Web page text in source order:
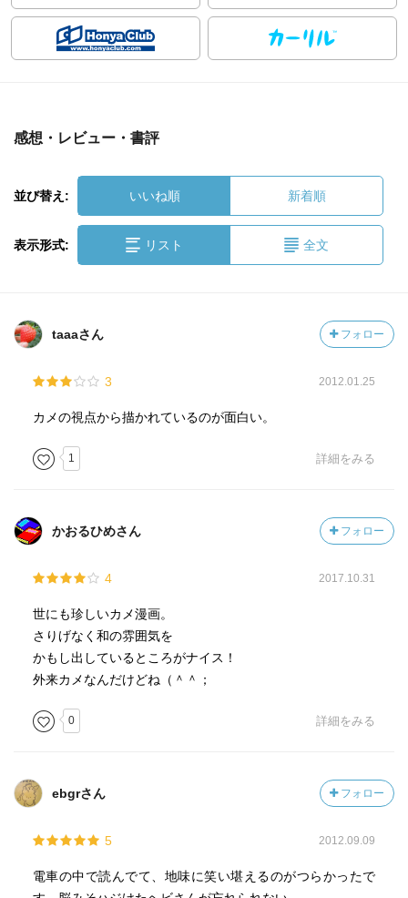
感想・レビュー・書評
並び替え: いいね順 新着順
表示形式: リスト 全文
taaaさん フォロー
3 2012.01.25
カメの視点から描かれているのが面白い。
1 詳細をみる
かおるひめさん フォロー
4 2017.10.31
世にも珍しいカメ漫画。
さりげなく和の雰囲気を
かもし出しているところがナイス！
外来カメなんだけどね（＾＾；
0 詳細をみる
ebgrさん フォロー
5 2012.09.09
電車の中で読んでて、地味に笑い堪えるのがつらかったで